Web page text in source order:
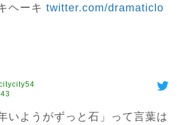
ヘーキ twitter.com/dramaticlo
いようがずっと石」って言葉は